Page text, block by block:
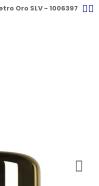
Oro SLV - 1006397